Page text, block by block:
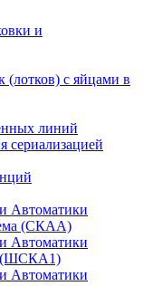
и
(лотков) с яйцами в
линий
сериализацией
Автоматики
(СКАА)
Автоматики
(ШСКА1)
Автоматики